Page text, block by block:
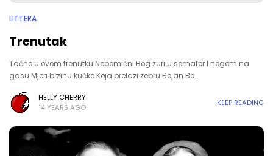
LITTERA
Trenutak
Tačno u ovom trenutku Nepomični Bog zuri u semafor I nogom na
gasu Mjeri brzinu kučke Koja prelazi zebru Bojan Bo…
HELLY CHERRY
14 YEARS AGO
KEEP READING